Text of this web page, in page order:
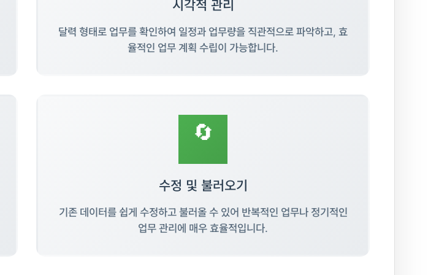
시각적 관리
달력 형태로 업무를 확인하여 일정과 업무량을 직관적으로 파악하고, 효
율적인 업무 계획 수립이 가능합니다.
🔄
수정 및 불러오기
기존 데이터를 쉽게 수정하고 불러올 수 있어 반복적인 업무나 정기적인
업무 관리에 매우 효율적입니다.